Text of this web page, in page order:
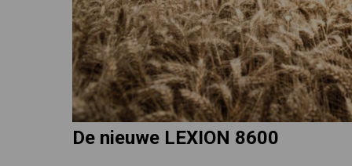
De nieuwe LEXION 8600